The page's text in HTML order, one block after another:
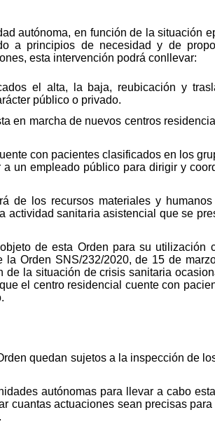
autónoma, en función de la situación
a principios de necesidad y de
esta intervención podrá conllevar:
el alta, la baja, reubicación y
público o privado.
en marcha de nuevos centros
con pacientes clasificados en los
un empleado público para dirigir y
de los recursos materiales y
actividad sanitaria asistencial que se
de esta Orden para su utilización
Orden SNS/232/2020, de 15 de
la situación de crisis sanitaria
el centro residencial cuente con
quedan sujetos a la inspección de
autónomas para llevar a cabo
cuantas actuaciones sean precisas